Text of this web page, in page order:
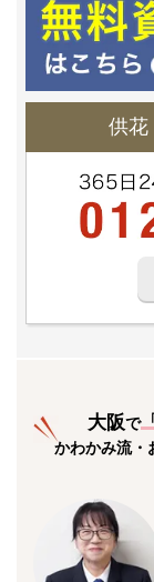
供花
大阪で
かわかみ流・